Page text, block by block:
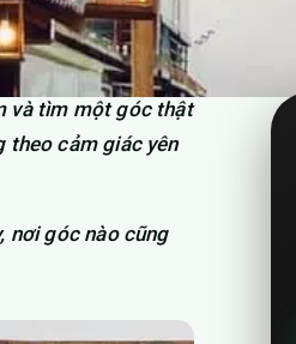
và tìm một góc thật
theo cảm giác yên
nơi góc nào cũng